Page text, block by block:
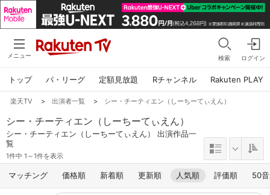
メニュー 検索 ログイン
トップ パ・リーグ 定額見放題 Rチャンネル Rakuten PLAY
楽天TV > 出演者一覧 > シー・チーティエン（しーちーてぃえん）
シー・チーティエン（しーちーてぃえん）
シー・チーティエン（しーちーてぃえん） 出演作品一
覧
1件中 1～1件を表示
マッチング 価格順 新着順 更新順 人気順 評価順 50